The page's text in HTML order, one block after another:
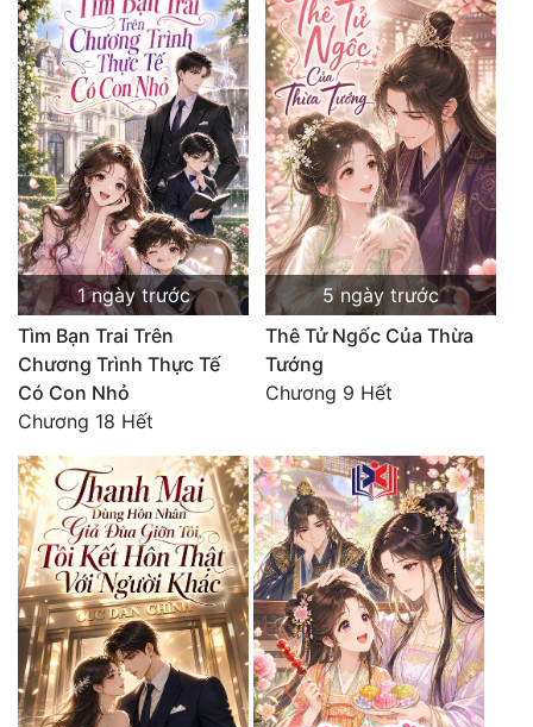
Quân Sự
Sảng Văn
Sắc
Sủng
Thanh Xuân
Tiên Hiệp
Tiểu Thuyết
Trinh Thám
Triều Đấu
Trùng Sinh
Trọng Sinh
Tu Chân
Tu Tiên
Tội Phạm
Vô Địch
1 ngày trước
Tìm Bạn Trai Trên
Chương Trình Thực Tế
Có Con Nhỏ
Chương 18 Hết
5 ngày trước
Thê Tử Ngốc Của Thừa
Tướng
Chương 9 Hết